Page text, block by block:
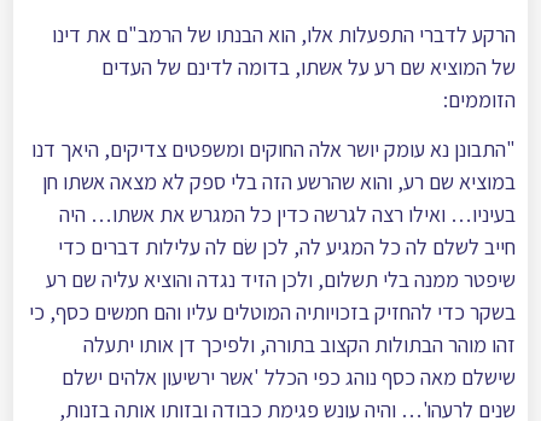
הרקע לדברי התפעלות אלו, הוא הבנתו של הרמב"ם את דינו
של המוציא שם רע על אשתו, בדומה לדינם של העדים
הזוממים:
"התבונן נא עומק יושר אלה החוקים ומשפטים צדיקים, היאך דנו
במוציא שם רע, והוא שהרשע הזה בלי ספק לא מצאה אשתו חן
בעיניו… ואילו רצה לגרשה כדין כל המגרש את אשתו… היה
חייב לשלם לה כל המגיע לה, לכן שׂם לה עלילות דברים כדי
שיפטר ממנה בלי תשלום, ולכן הזיד נגדה והוציא עליה שם רע
בשקר כדי להחזיק בזכויותיה המוטלים עליו והם חמשים כסף, כי
זהו מוהר הבתולות הקצוב בתורה, ולפיכך דן אותו יתעלה
שישלם מאה כסף נוהג כפי הכלל 'אשר ירשיעון אלהים ישלם
שנים לרעהו'… והיה עונש פגימת כבודה ובזותו אותה בזנות,